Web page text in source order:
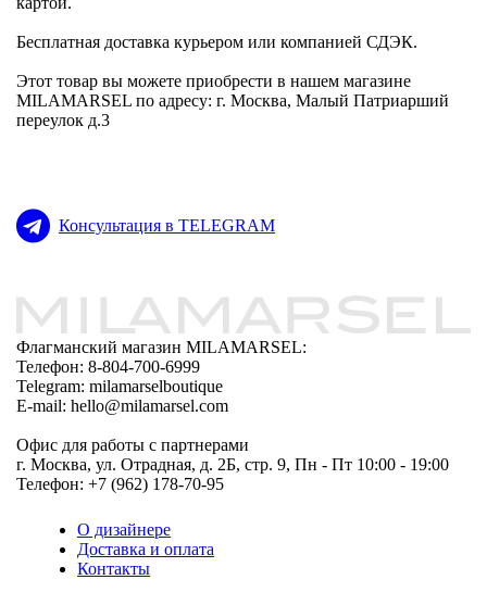
Бесплатная доставка курьером или компанией СДЭК.
Этот товар вы можете приобрести в нашем магазине
MILAMARSEL по адресу: г. Москва, Малый Патриарший
переулок д.3
Консультация в TELEGRAM
Флагманский магазин MILAMARSEL:
Телефон: 8-804-700-6999
Telegram: milamarselboutique
E-mail: hello@milamarsel.com
Офис для работы с партнерами
г. Москва, ул. Отрадная, д. 2Б, стр. 9, Пн - Пт 10:00 - 19:00
Телефон: +7 (962) 178-70-95
О дизайнере
Доставка и оплата
Контакты